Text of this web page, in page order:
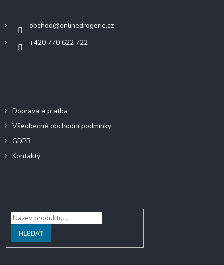
obchod@onlinedrogerie.cz
+420 770 622 722
Doprava a platba
Všeobecné obchodní podmínky
GDPR
Kontakty
HLEDAT